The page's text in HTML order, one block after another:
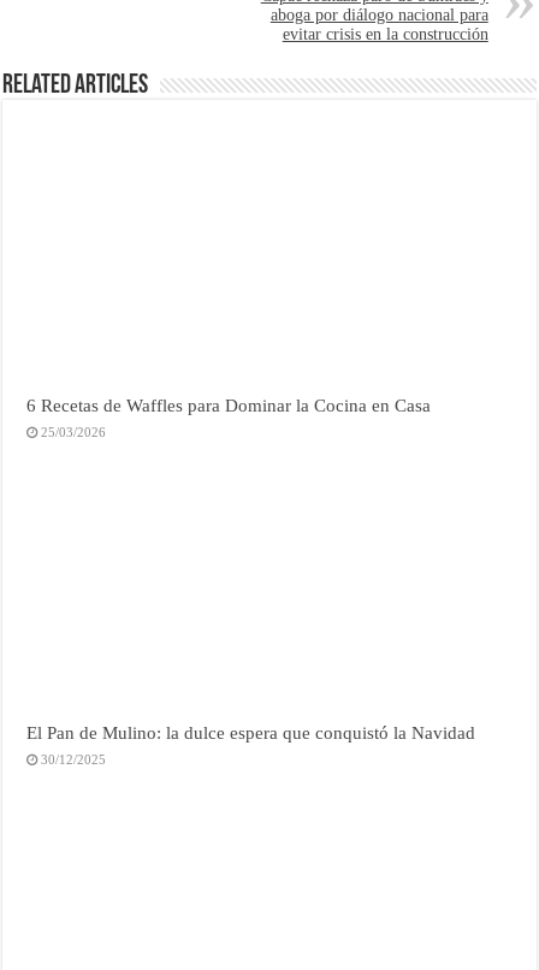
aboga por diálogo nacional para
evitar crisis en la construcción
Related Articles
6 Recetas de Waffles para Dominar la Cocina en Casa
25/03/2026
El Pan de Mulino: la dulce espera que conquistó la Navidad
30/12/2025